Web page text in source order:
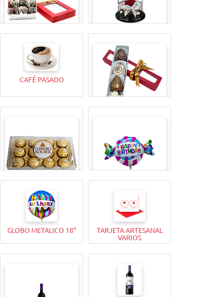
CAJITA MAGICAX9 TODA UNA VIDA ROSA
CAFÉ PASADO
BOMBONES FERRERO
ROCHER (12 Unidades)
GLOBO METALICO 9"
GLOBO METALICO 18"
TARJETA ARTESANAL
VARIOS